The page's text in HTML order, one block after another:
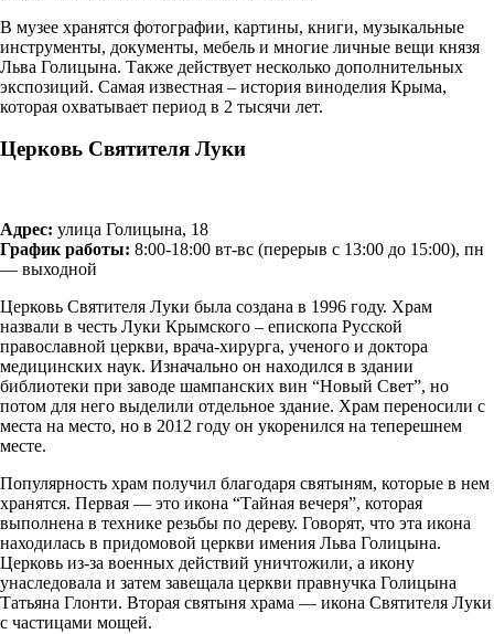
В музее хранятся фотографии, картины, книги, музыкальные
инструменты, документы, мебель и многие личные вещи князя
Льва Голицына. Также действует несколько дополнительных
экспозиций. Самая известная – история виноделия Крыма,
которая охватывает период в 2 тысячи лет.
Церковь Святителя Луки
Адрес: улица Голицына, 18
График работы: 8:00-18:00 вт-вс (перерыв с 13:00 до 15:00), пн
— выходной
Церковь Святителя Луки была создана в 1996 году. Храм
назвали в честь Луки Крымского – епископа Русской
православной церкви, врача-хирурга, ученого и доктора
медицинских наук. Изначально он находился в здании
библиотеки при заводе шампанских вин “Новый Свет”, но
потом для него выделили отдельное здание. Храм переносили с
места на место, но в 2012 году он укоренился на теперешнем
месте.
Популярность храм получил благодаря святыням, которые в нем
хранятся. Первая — это икона “Тайная вечеря”, которая
выполнена в технике резьбы по дереву. Говорят, что эта икона
находилась в придомовой церкви имения Льва Голицына.
Церковь из-за военных действий уничтожили, а икону
унаследовала и затем завещала церкви правнучка Голицына
Татьяна Глонти. Вторая святыня храма — икона Святителя Луки
с частицами мощей.